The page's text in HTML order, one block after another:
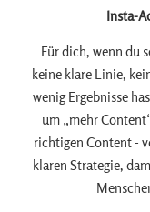
Insta-
Für dich, wenn du
keine klare Linie,
wenig Ergebnisse
um „mehr
richtigen Content -
klaren Strategie,